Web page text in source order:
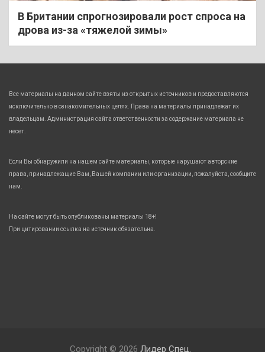
В Британии спрогнозировали рост спроса на
дрова из-за «тяжелой зимы»
Все материалы на данном сайте взяты из открытых источников и предоставляются
исключительно в ознакомительных целях. Права на материалы принадлежат их
владельцам. Администрация сайта ответственности за содержание материала не
несет.
Если Вы обнаружили на нашем сайте материалы, которые нарушают авторские
права, принадлежащие Вам, Вашей компании или организации, пожалуйста, сообщите
нам.
На сайте могут быть опубликованы материалы 18+!
При цитировании ссылка на источник обязательна.
Copyright © 2026 Лидер Спец.